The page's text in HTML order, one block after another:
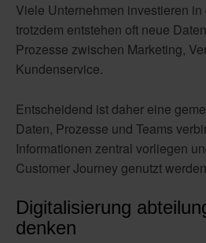
Viele Unternehmen investieren
trotzdem entstehen oft neue
Prozesse zwischen Marketing,
Kundenservice.
Entscheidend ist daher eine
Daten, Prozesse und Teams
Informationen zentral vorliegen
Customer Journey genutzt
Digitalisierung
denken